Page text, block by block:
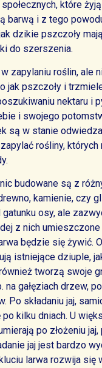
które
barwą i z tego
dzikie pszczoły
do szerszenia.
zapylaniu roślin, ale
jak pszczoły i
nektaru i
i swojego
są w stanie
rośliny,
budowane są z
kamienie, czy
osy, ale
z nich
będzie się żywić.
istniejące dziuple,
tworzą swoje
na gałęziach drzew,
Po składaniu jaj,
kilku dniach. U
po złożeniu
jaj jest bardzo
larwa rozwija się